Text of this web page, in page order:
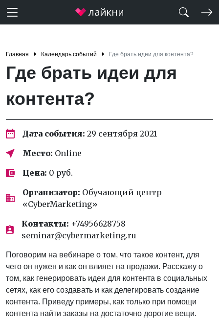
Главная Календарь событий Где брать идеи для контента?
Где брать идеи для
контента?
Дата события: 29 сентября 2021
Место: Online
Цена: 0 руб.
Организатор: Обучающий центр
«CyberMarketing»
Контакты: +74956628758
seminar@cybermarketing.ru
Поговорим на вебинаре о том, что такое контент, для
чего он нужен и как он влияет на продажи. Расскажу о
том, как генерировать идеи для контента в социальных
сетях, как его создавать и как делегировать создание
контента. Приведу примеры, как только при помощи
контента найти заказы на достаточно дорогие вещи.